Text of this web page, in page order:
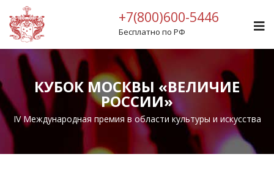
+7(800)600-5446
Бесплатно по РФ
КУБОК МОСКВЫ «ВЕЛИЧИЕ
РОССИИ»
IV Международная премия в области культуры и искусства